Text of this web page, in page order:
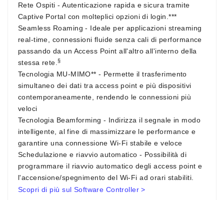
Rete Ospiti- Autenticazione rapida e sicura tramite
Captive Portal con molteplici opzioni di login.***
Seamless Roaming - Ideale per applicazioni streaming
real-time, connessioni fluide senza cali di performance
passando da un Access Point all'altro all'interno della
stessa rete.§
Tecnologia MU-MIMO** - Permette il trasferimento
simultaneo dei dati tra access point e più dispositivi
contemporaneamente, rendendo le connessioni più
veloci
Tecnologia Beamforming - Indirizza il segnale in modo
intelligente, al fine di massimizzare le performance e
garantire una connessione Wi-Fi stabile e veloce
Schedulazione e riavvio automatico - Possibilità di
programmare il riavvio automatico degli access point e
l'accensione/spegnimento del Wi-Fi ad orari stabiliti.
Scopri di più sul Software Controller >​